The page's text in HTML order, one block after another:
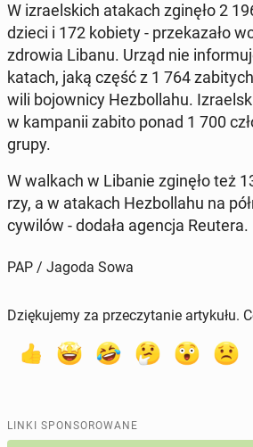
W izra­el­skich atakach zginęło 2
dzieci i 172 kobiety - prze­ka­za­ło
zdrowia Libanu. Urząd nie
ka­tach, jaką część z 1 764
wi­li bo­jow­ni­cy He­zbol­la­hu.
w kam­pa­nii zabito ponad 1 700
grupy.
W walkach w Libanie zginęło też
rzy, a w atakach He­zbol­la­hu na
cywilów - dodała agencja Reutera.
PAP / Jagoda Sowa
Dziękujemy za przeczytanie artykułu.
LINKI SPONSOROWANE